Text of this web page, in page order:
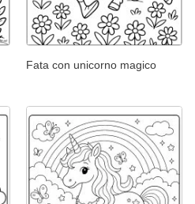
Fata con unicorno magico